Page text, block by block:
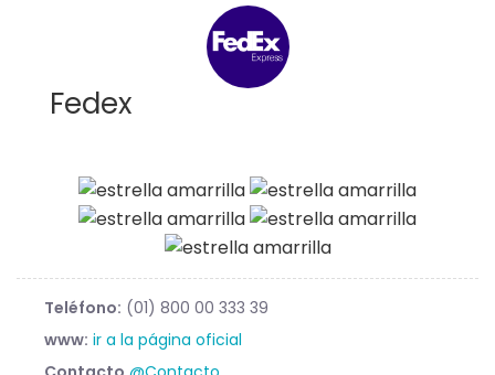
Fedex
Teléfono: (01) 800 00 333 39
www: ir a la página oficial